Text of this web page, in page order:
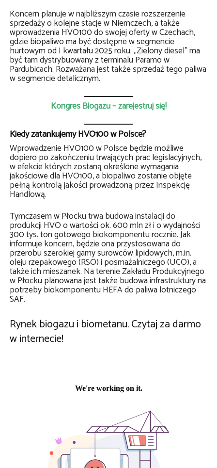
Koncern planuje w najbliższym czasie rozszerzenie
sprzedaży o kolejne stacje w Niemczech, a także
wprowadzenia HVO100 do swojej oferty w Czechach,
gdzie biopaliwo ma być dostępne w segmencie
hurtowym od I kwartału 2025 roku. „Zielony diesel” ma
być tam dystrybuowany z terminalu Paramo w
Pardubicach. Rozważana jest także sprzedaż tego paliwa
w segmencie detalicznym.
Kongres Biogazu – zarejestruj się!
Kiedy zatankujemy HVO100 w Polsce?
Wprowadzenie HVO100 w Polsce będzie możliwe
dopiero po zakończeniu trwających prac legislacyjnych,
w efekcie których zostaną określone wymagania
jakościowe dla HVO100, a biopaliwo zostanie objęte
pełną kontrolą jakości prowadzoną przez Inspekcję
Handlową.
Tymczasem w Płocku trwa budowa instalacji do
produkcji HVO o wartości ok. 600 mln zł i o wydajności
300 tys. ton gotowego biokomponentu rocznie. Jak
informuje koncern, będzie ona przystosowana do
przerobu szerokiej gamy surowców lipidowych, m.in.
oleju rzepakowego (RSO) i posmażalniczego (UCO), a
także ich mieszanek. Na terenie Zakładu Produkcyjnego
w Płocku planowana jest także budowa infrastruktury na
potrzeby biokomponentu HEFA do paliwa lotniczego
SAF.
Rynek biogazu i biometanu. Czytaj za darmo
w internecie!